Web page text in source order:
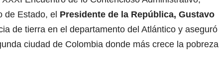
de Estado, el Presidente de la República, Gustavo
de tierra en el departamento del Atlántico y aseguró
ciudad de Colombia donde más crece la pobreza